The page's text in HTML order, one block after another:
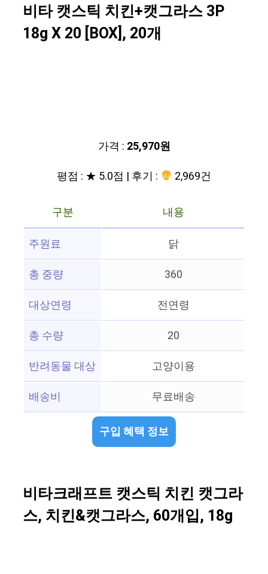
비타 캣스틱 치킨+캣그라스 3P
18g X 20 [BOX], 20개
가격 : 25,970원
평점 : ★ 5.0점 | 후기 :
2,969건
구분
내용
주원료
닭
총 중량
360
대상연령
전연령
총 수량
20
반려동물 대상
고양이용
배송비
무료배송
구입 혜택 정보
비타크래프트 캣스틱 치킨 캣그라
스, 치킨&캣그라스, 60개입, 18g